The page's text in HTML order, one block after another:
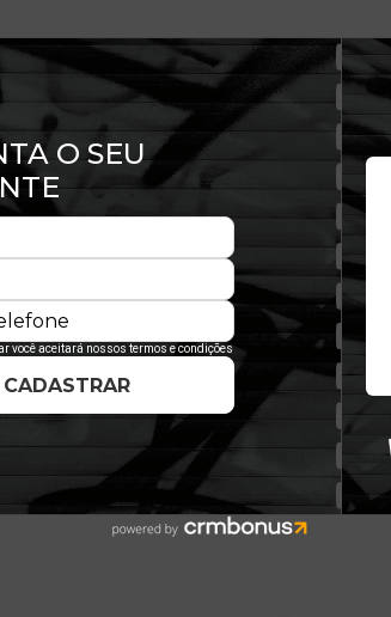
o presente. Seu designsemi-
rigidez dos modelos
Acostura A-Frameno
enquanto o fechamento de
a autenticidade vintage